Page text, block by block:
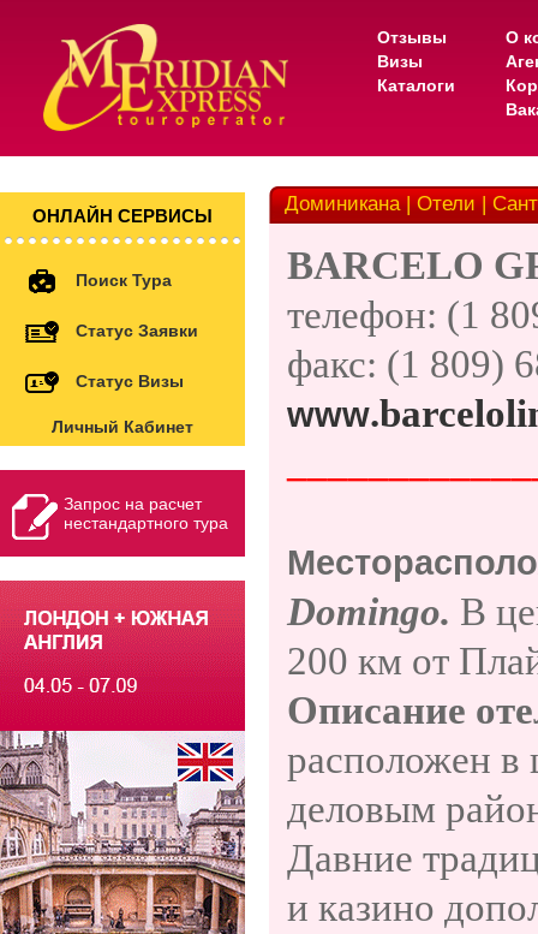
Отзывы
Визы
Каталоги
О
ОНЛАЙН СЕРВИСЫ
Поиск Тура
Статус Заявки
Статус Визы
Личный Кабинет
Запрос на расчет
нестандартного тура
Доминикана | Отели |
ВARCELO
телефон: (1
факс: (1 809)
www.
Domingo. В
200 км от
Описание
расположен в
деловым
Давние
и казино